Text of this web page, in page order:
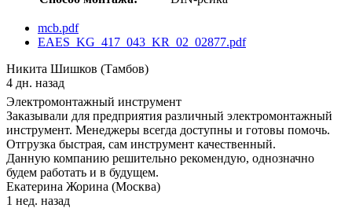
mcb.pdf
EAES_KG_417_043_KR_02_02877.pdf
Никита Шишков (Тамбов)
4 дн. назад
Электромонтажный инструмент
Заказывали для предприятия различный электромонтажный
инструмент. Менеджеры всегда доступны и готовы помочь.
Отгрузка быстрая, сам инструмент качественный.
Данную компанию решительно рекомендую, однозначно
будем работать и в будущем.
Екатерина Жорина (Москва)
1 нед. назад